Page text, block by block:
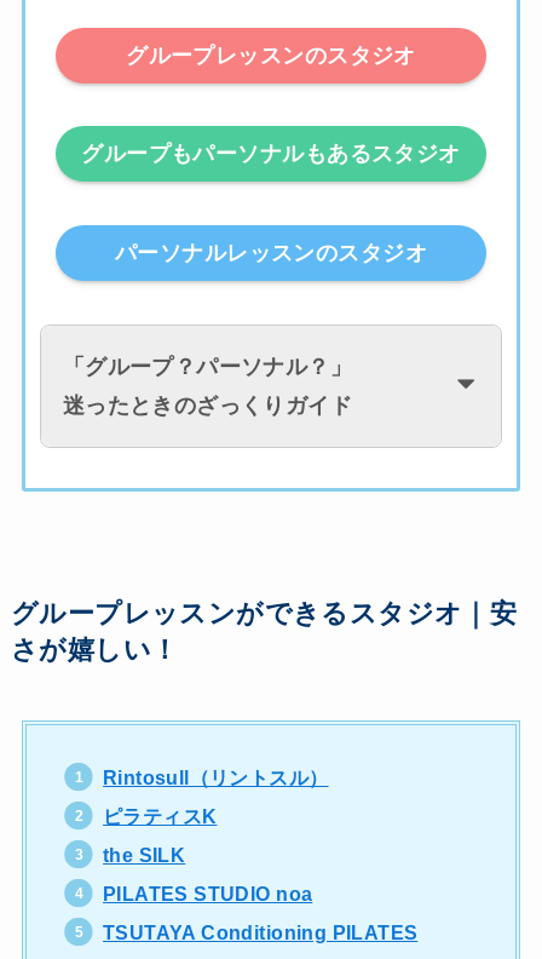
グループレッスンのスタジオ
グループもパーソナルもあるスタジオ
パーソナルレッスンのスタジオ
「 グループ？パーソナル？ 」
迷ったときのざっくりガイド
グループレッスンができるスタジオ｜安
さが嬉しい！
Rintosull（リントスル）
ピラティスK
the SILK
PILATES STUDIO noa
TSUTAYA Conditioning PILATES